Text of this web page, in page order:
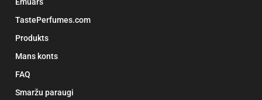
Emuārs
TastePerfumes.com
Produkts
Mans konts
FAQ
Smaržu paraugi